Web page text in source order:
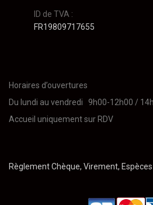
ID de TVA :
FR19809717655
Horaires d’ouvertures
Du lundi au vendredi 9h00-12h00 /
Accueil uniquement sur RDV
Règlement Chèque, Virement,